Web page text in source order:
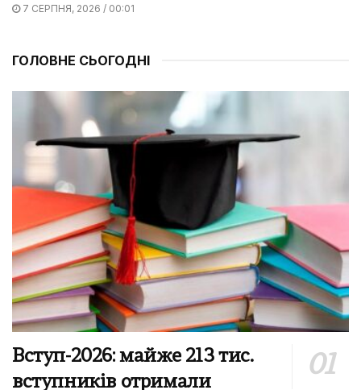
7 СЕРПНЯ, 2026 / 00:01
ГОЛОВНЕ СЬОГОДНІ
Вступ-2026: майже 213 тис.
вступників отримали